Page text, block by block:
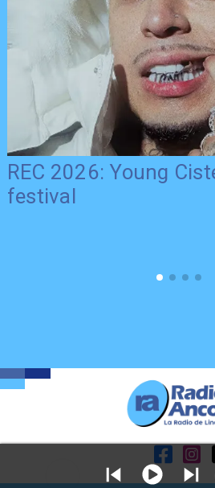
REC 2026: Young
festival